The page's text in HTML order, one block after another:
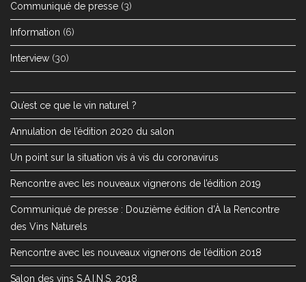
Communiqué de presse (3)
Information (6)
Interview (30)
Qu’est ce que le vin naturel ?
Annulation de l’édition 2020 du salon
Un point sur la situation vis à vis du coronavirus
Rencontre avec les nouveaux vignerons de l’édition 2019
Communiqué de presse : Douzième édition d’À la Rencontre
des Vins Naturels
Rencontre avec les nouveaux vignerons de l’édition 2018
Salon des vins S.A.I.N.S. 2018